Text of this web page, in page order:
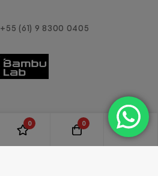
+55 (61) 9 8300 0405
0 0